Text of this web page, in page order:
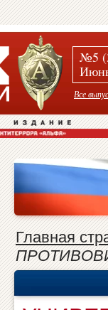
№5
Все
Главная